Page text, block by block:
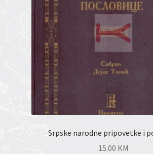
Srpske narodne pripovetke i
15.00 KM